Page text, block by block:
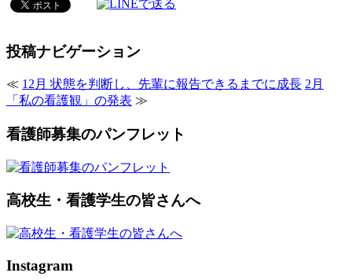
投稿ナビゲーション
≪ 12月 状態を判断し、先輩に報告できるまでに成長 2月
「私の看護観」の発表 ≫
看護師募集のパンフレット
高校生・看護学生の皆さんへ
Instagram